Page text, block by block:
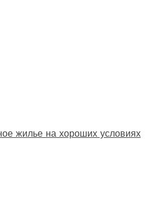
жилье на хороших условиях